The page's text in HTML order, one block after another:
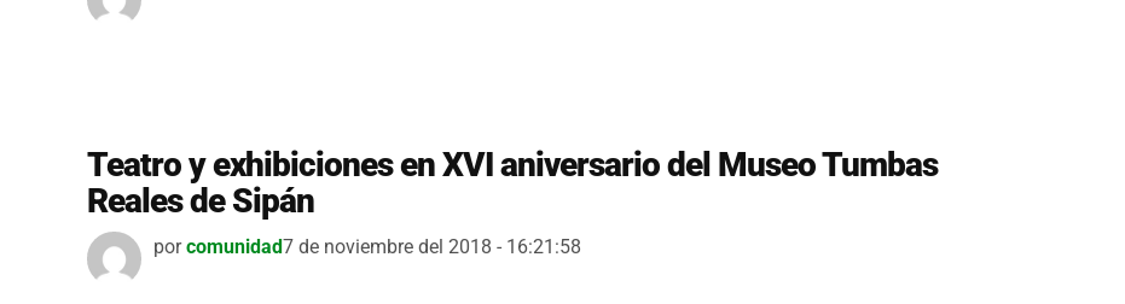
Teatro y exhibiciones en XVI aniversario del Museo Tumbas
Reales de Sipán
por comunidad7 de noviembre del 2018 - 16:21:58